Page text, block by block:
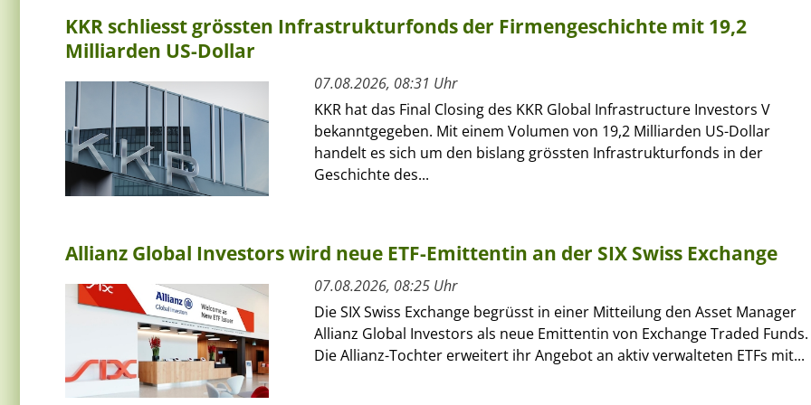
KKR schliesst grössten Infrastrukturfonds der Firmengeschichte mit 19,2
Milliarden US-Dollar
07.08.2026, 08:31 Uhr
KKR hat das Final Closing des KKR Global Infrastructure Investors V
bekanntgegeben. Mit einem Volumen von 19,2 Milliarden US-Dollar
handelt es sich um den bislang grössten Infrastrukturfonds in der
Geschichte des...
Allianz Global Investors wird neue ETF-Emittentin an der SIX Swiss Exchange
07.08.2026, 08:25 Uhr
Die SIX Swiss Exchange begrüsst in einer Mitteilung den Asset Manager
Allianz Global Investors als neue Emittentin von Exchange Traded Funds.
Die Allianz-Tochter erweitert ihr Angebot an aktiv verwalteten ETFs mit...